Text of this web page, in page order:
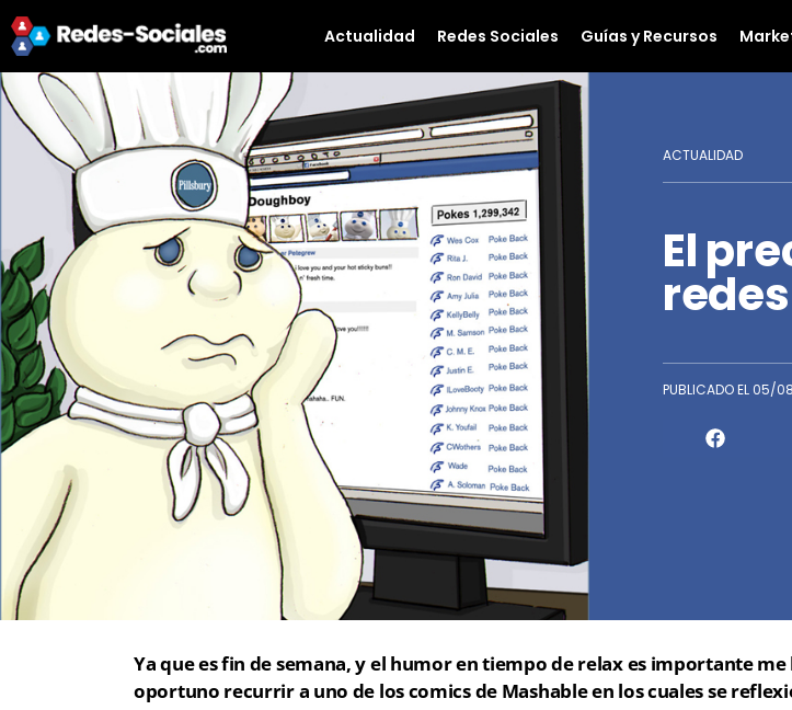
Actualidad Redes Sociales Guías y Recursos
ACTUALIDAD
El
PUBLICADO EL 05/
Ya que es fin de semana, y el humor en tiempo de relax es importante
oportuno recurrir a uno de los comics de Mashable en los cuales se